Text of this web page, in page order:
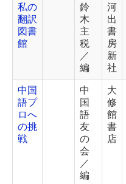
私の
翻訳
図書
館
鈴
木
主
税
／
編
河
出
書
房
新
社
中国
語プ
ロへ
の挑
戦
中
国
語
友
の
会
／
編
大
修
館
書
店